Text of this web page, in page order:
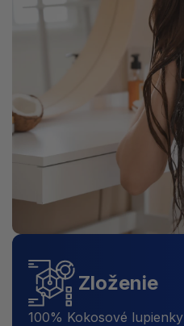
Zloženie
100% Kokosové lupienky